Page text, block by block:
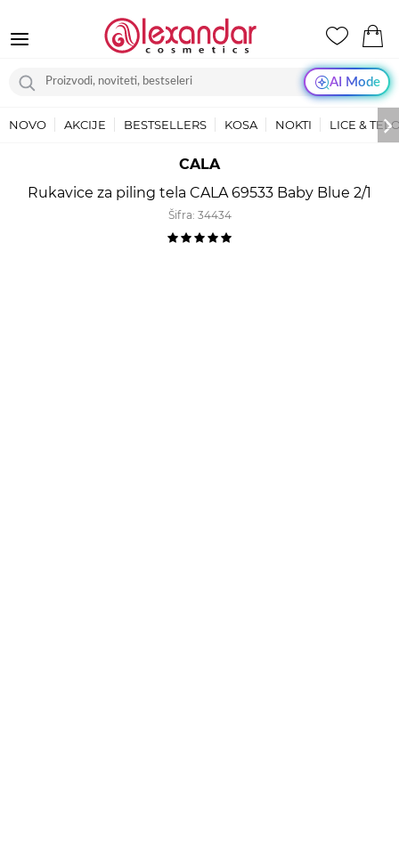
AI Mode
NOVO AKCIJE BESTSELLERS KOSA NOKTI LICE &
CALA
Rukavice za piling tela CALA 69533 Baby Blue 2/1
Šifra: 34434